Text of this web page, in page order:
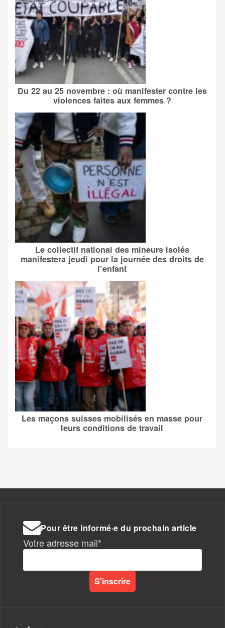
Du 22 au 25 novembre : où manifester contre les
violences faites aux femmes ?
Le collectif national des mineurs isolés
manifestera jeudi pour la journée des droits de
l’enfant
Les maçons suisses mobilisés en masse pour
leurs conditions de travail
Pour être informé·e du prochain article
Votre adresse mail*